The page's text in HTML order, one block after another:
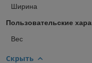
Ширина
Пользовательские
Вес
Скрыть